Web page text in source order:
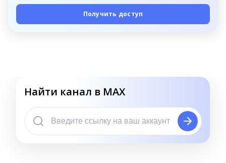
Получить доступ
Найти канал в MAX